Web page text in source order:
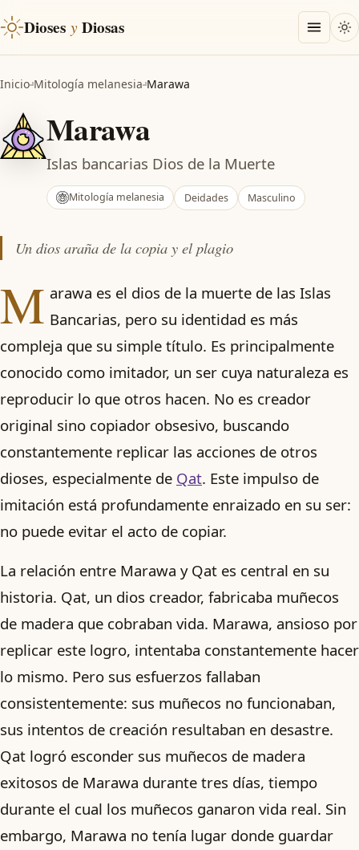
Dioses y Diosas
Inicio Mitología melanesia Marawa
Marawa
Islas bancarias Dios de la Muerte
Mitología melanesia Deidades Masculino
Un dios araña de la copia y el plagio
M arawa es el dios de la muerte de las Islas
Bancarias, pero su identidad es más
compleja que su simple título. Es principalmente
conocido como imitador, un ser cuya naturaleza es
reproducir lo que otros hacen. No es creador
original sino copiador obsesivo, buscando
constantemente replicar las acciones de otros
dioses, especialmente de Qat. Este impulso de
imitación está profundamente enraizado en su ser:
no puede evitar el acto de copiar.
La relación entre Marawa y Qat es central en su
historia. Qat, un dios creador, fabricaba muñecos
de madera que cobraban vida. Marawa, ansioso por
replicar este logro, intentaba constantemente hacer
lo mismo. Pero sus esfuerzos fallaban
consistentemente: sus muñecos no funcionaban,
sus intentos de creación resultaban en desastre.
Qat logró esconder sus muñecos de madera
exitosos de Marawa durante tres días, tiempo
durante el cual los muñecos ganaron vida real. Sin
embargo, Marawa no tenía lugar donde guardar